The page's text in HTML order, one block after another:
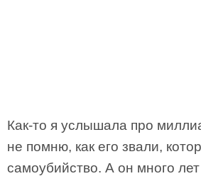
Как-то я услышала про
не помню, как его звали,
самоубийство. А он много